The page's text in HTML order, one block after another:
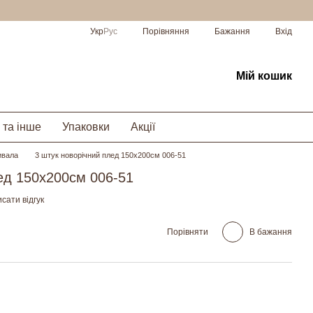
УкрРус Порівняння Бажання Вхід
Мій кошик
інше Упаковки Акції
3 штук новорічний плед 150х200см 006-51
150х200см 006-51
відгук
Порівняти В бажання